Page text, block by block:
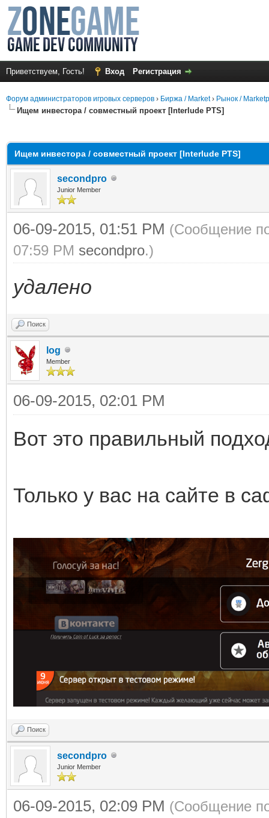
Приветствуем, Гость! Вход Регистрация
Форум администраторов игровых серверов › Биржа / Market› Рынок /
Ищем инвестора / совместный проект [Interlude PTS]
Ищем инвестора / совместный проект [Interlude PTS]
secondpro
Junior Member
06-09-2015, 01:51 PM (Сообщение
07:59 PM secondpro.)
удалено
Поиск
log
Member
06-09-2015, 02:01 PM
Вот это правильный
Только у вас на сайте в
Поиск
secondpro
Junior Member
06-09-2015, 02:09 PM (Сообщение